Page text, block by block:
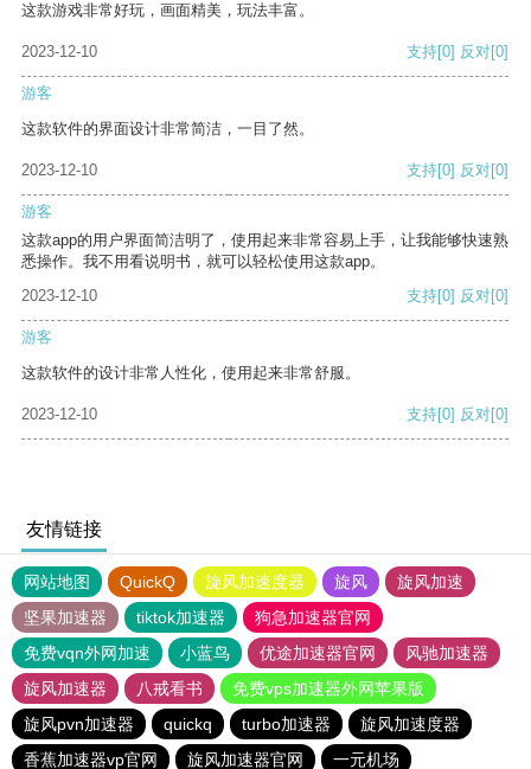
这款游戏非常好玩，画面精美，玩法丰富。
2023-12-10 支持[0] 反对[0]
游客
这款软件的界面设计非常简洁，一目了然。
2023-12-10 支持[0] 反对[0]
游客
这款app的用户界面简洁明了，使用起来非常容易上手，让我能够快速熟
悉操作。我不用看说明书，就可以轻松使用这款app。
2023-12-10
支持[0] 反对[0]
游客
这款软件的设计非常人性化，使用起来非常舒服。
2023-12-10 支持[0] 反对[0]
友情链接
网站地图 QuickQ 旋风加速度器 旋风
旋风加速
坚果加速器
tiktok加速器
狗急加速器官网
免费vqn外网加速
小蓝鸟 优途加速器官网
风驰加速器
旋风加速器
八戒看书
免费vps加速器外网苹果版
旋风pvn加速器
quickq turbo加速器
旋风加速度器
香蕉加速器vp官网
旋风加速器官网 一元机场